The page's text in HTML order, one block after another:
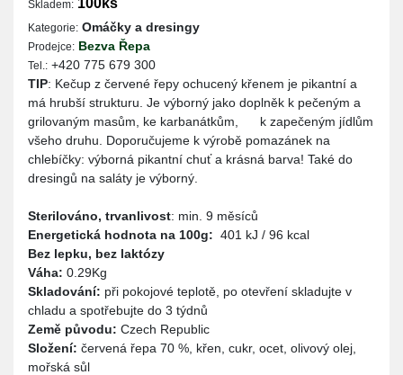
Skladem:
Kategorie: Omáčky a dresingy
Prodejce: Bezva Řepa
Tel.: +420 775 679 300
TIP: Kečup z červené řepy ochucený křenem je pikantní a
má hrubší strukturu. Je výborný jako doplněk k pečeným a
grilovaným masům, ke karbanátkům, k zapečeným jídlům
všeho druhu. Doporučujeme k výrobě pomazánek na
chlebíčky: výborná pikantní chuť a krásná barva! Také do
dresingů na saláty je výborný.
Sterilováno, trvanlivost: min. 9 měsíců
Energetická hodnota na 100g: 401 kJ / 96 kcal
Bez lepku, bez laktózy
Váha: 0.29Kg
Skladování: při pokojové teplotě, po otevření skladujte v
chladu a spotřebujte do 3 týdnů
Země původu: Czech Republic
Složení: červená řepa 70 %, křen, cukr, ocet, olivový olej,
mořská sůl